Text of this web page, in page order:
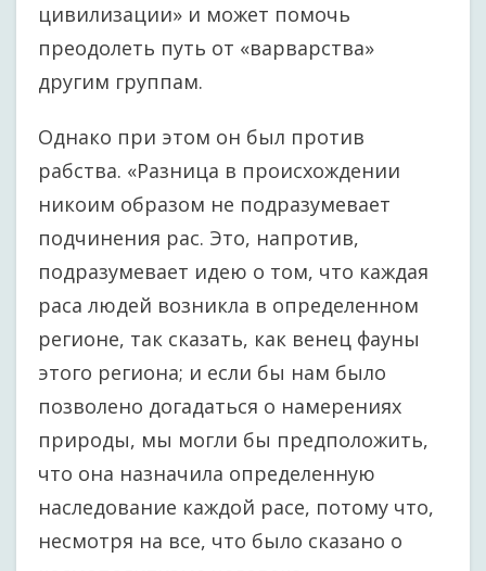
цивилизации» и может помочь
преодолеть путь от «варварства»
другим группам.
Однако при этом он был против
рабства. «Разница в происхождении
никоим образом не подразумевает
подчинения рас. Это, напротив,
подразумевает идею о том, что каждая
раса людей возникла в определенном
регионе, так сказать, как венец фауны
этого региона; и если бы нам было
позволено догадаться о намерениях
природы, мы могли бы предположить,
что она назначила определенную
наследование каждой расе, потому что,
несмотря на все, что было сказано о